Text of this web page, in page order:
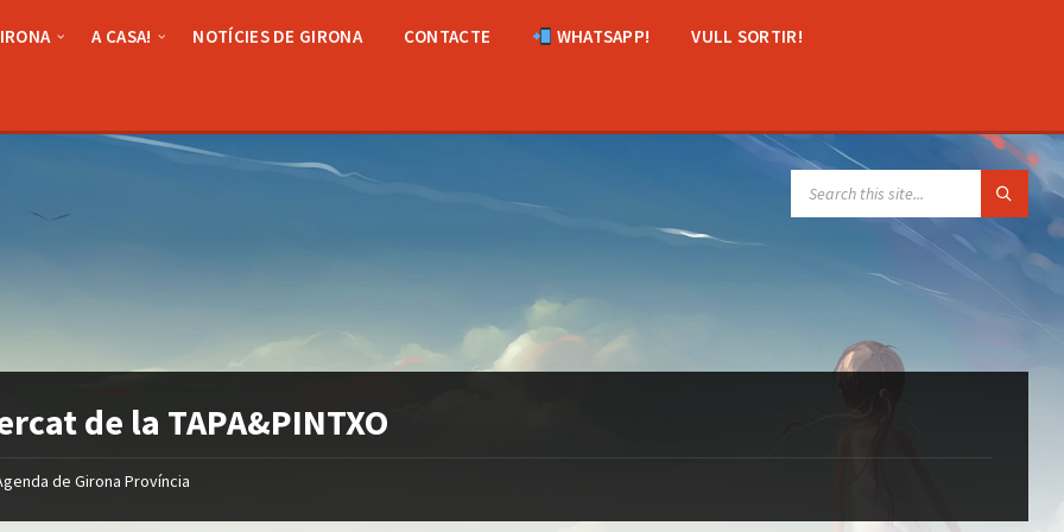
A CASA! NOTÍCIES DE GIRONA CONTACTE WHATSAPP! VULL SORTIR!
de la TAPA&PINTXO
de Girona Província